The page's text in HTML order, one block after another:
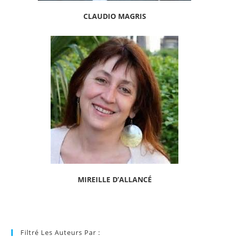
CLAUDIO MAGRIS
MIREILLE D’ALLANCÉ
Filtré Les Auteurs Par :